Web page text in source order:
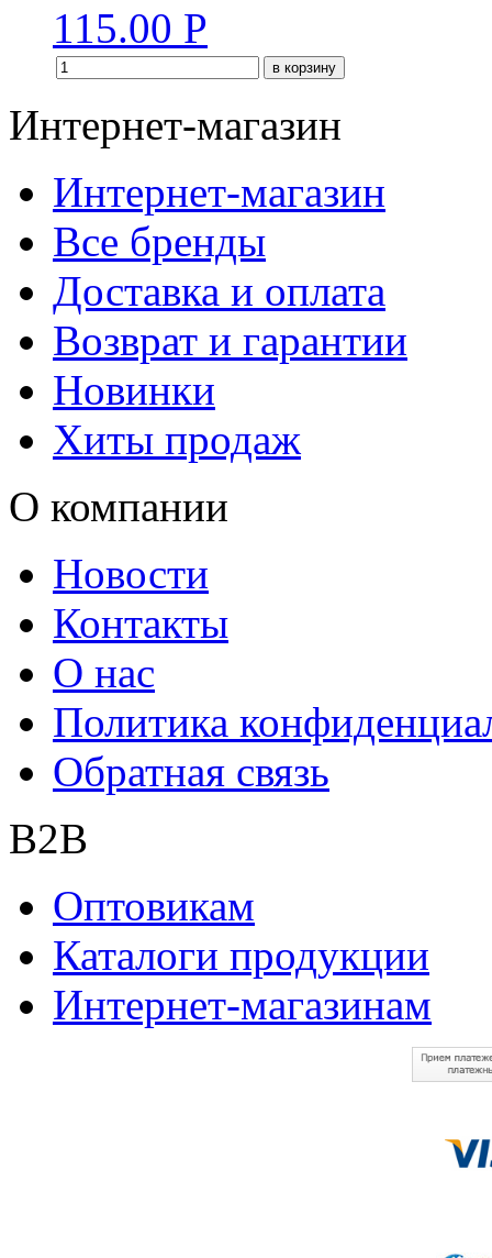
115.00 Р
в корзину
Интернет-магазин
Интернет-магазин
Все бренды
Доставка и оплата
Возврат и гарантии
Новинки
Хиты продаж
О компании
Новости
Контакты
О нас
Политика
Обратная связь
B2B
Оптовикам
Каталоги продукции
Интернет-магазинам